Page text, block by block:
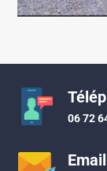
06 72
Email